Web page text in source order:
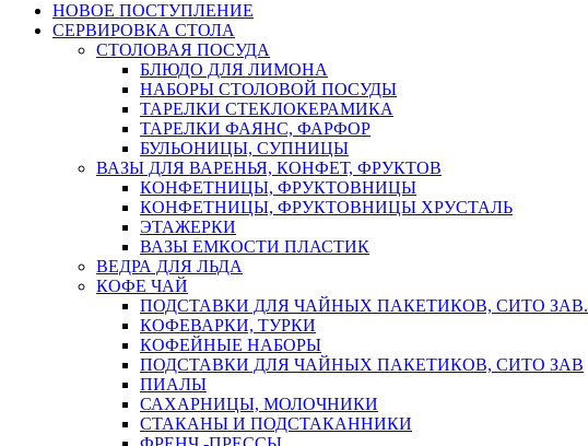
НОВОЕ ПОСТУПЛЕНИЕ
СЕРВИРОВКА СТОЛА
СТОЛОВАЯ ПОСУДА
БЛЮДО ДЛЯ ЛИМОНА
НАБОРЫ СТОЛОВОЙ ПОСУДЫ
ТАРЕЛКИ СТЕКЛОКЕРАМИКА
ТАРЕЛКИ ФАЯНС, ФАРФОР
БУЛЬОНИЦЫ, СУПНИЦЫ
ВАЗЫ ДЛЯ ВАРЕНЬЯ, КОНФЕТ, ФРУКТОВ
КОНФЕТНИЦЫ, ФРУКТОВНИЦЫ
КОНФЕТНИЦЫ, ФРУКТОВНИЦЫ ХРУСТАЛЬ
ЭТАЖЕРКИ
ВАЗЫ ЕМКОСТИ ПЛАСТИК
ВЕДРА ДЛЯ ЛЬДА
КОФЕ ЧАЙ
ПОДСТАВКИ ДЛЯ ЧАЙНЫХ ПАКЕТИКОВ, СИТО ЗАВ.
КОФЕВАРКИ, ТУРКИ
КОФЕЙНЫЕ НАБОРЫ
ПОДСТАВКИ ДЛЯ ЧАЙНЫХ ПАКЕТИКОВ, СИТО ЗАВ
ПИАЛЫ
САХАРНИЦЫ, МОЛОЧНИКИ
СТАКАНЫ И ПОДСТАКАННИКИ